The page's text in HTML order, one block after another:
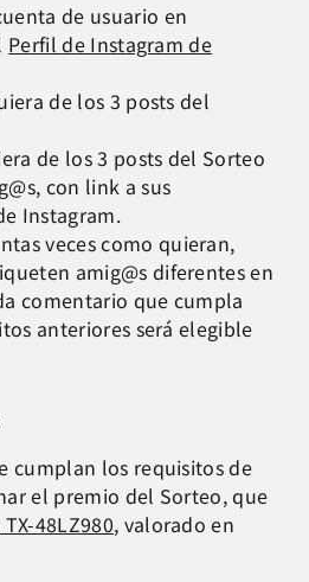
de usuario en
Perfil de Instagram de
de los 3 posts del
de los 3 posts del Sorteo
con link a sus
Instagram.
veces como quieran,
amig@s diferentes en
comentario que cumpla
anteriores será elegible
cumplan los requisitos de
el premio del Sorteo, que
48LZ980, valorado en